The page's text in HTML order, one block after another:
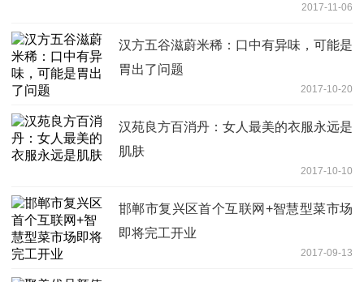
2017-11-06
汉方五谷滋蔚米稀：口中有异味，可能是
胃出了问题
2017-10-20
汉苑良方百消丹：女人最美的衣服永远是
肌肤
2017-10-10
邯郸市复兴区首个互联网+智慧型菜市场
即将完工开业
2017-09-13